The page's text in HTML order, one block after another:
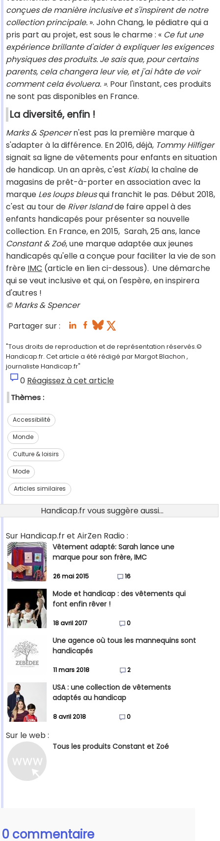
conçues de manière inclusive et s'inspirent de notre
collection principale. ». John Chang, le pédiatre qui a
pris part au projet, est sous le charme : « Ce fut une
expérience brillante d'aider à expliquer les exigences
physiques des produits. Je sais que, pour certains
parents, cela changera leur vie, et j'ai hâte de voir
comment cela évoluera. ». Pour l'instant, ces produits
ne sont pas disponibles en France.
La diversité, enfin !
Marks & Spencern'est pas la première marque à
s'adapter à la différence. En 2016, déjà, Tommy Hilfiger
signait sa ligne de vêtements pour enfants en situation
de handicap. Un an après, c'est Kiabi, la chaîne de
magasins de prêt-à-porter en association avec la
marque Les loups bleusqui franchit le pas. Début 2018,
c'est au tour de River Islandde faire appel à des
enfants handicapés pour présenter sa nouvelle
collection. En France, en 2015, Sarah, 25 ans, lance
Constant & Zoé, une marque adaptée aux jeunes
handicapés qu'elle a conçue pour faciliter la vie de son
frère IMC (article en lien ci-dessous). Une démarche
qui se veut inclusive et qui, on l'espère, en inspirera
d'autres !
© Marks & Spencer
Partager sur :
"Tous droits de reproduction et de représentation réservés.©
Handicap.fr. Cet article a été rédigé par Margot Blachon ,
journaliste Handicap.fr"
0 Réagissez à cet article
Thèmes :
Accessibilité
Monde
Culture & loisirs
Mode
Articles similaires
Handicap.fr vous suggère aussi...
Sur Handicap.fr et AirZen Radio :
Vêtement adapté: Sarah lance une
marque pour son frère, IMC
26 mai 2015 16
Mode et handicap : des vêtements qui
font enfin rêver !
18 avril 2017 0
Une agence où tous les mannequins sont
handicapés
11 mars 2018 2
USA : une collection de vêtements
adaptés au handicap
8 avril 2018 0
Sur le web :
Tous les produits Constant et Zoé
0 commentaire